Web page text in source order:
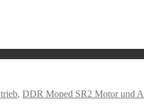
, DDR Moped SR2 Motor und